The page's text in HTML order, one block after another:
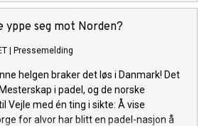
Padel TV er ambisjonen å gjøre både
tilgjengelig for publikum over hele
yppe seg mot Norden?
| Pressemelding
helgen braker det løs i Danmark! Det
i padel, og de norske
Vejle med én ting i sikte: Å vise
for alvor har blitt en padel-nasjon å